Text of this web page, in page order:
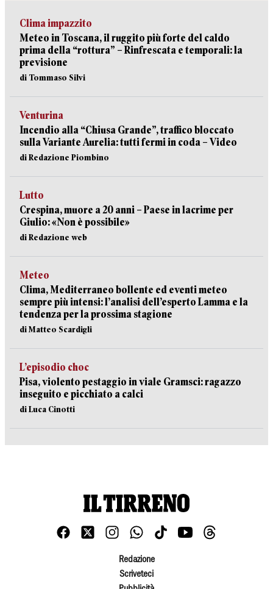
Clima impazzito
Meteo in Toscana, il ruggito più forte del caldo
prima della “rottura” – Rinfrescata e temporali: la
previsione
di Tommaso Silvi
Venturina
Incendio alla “Chiusa Grande”, traffico bloccato
sulla Variante Aurelia: tutti fermi in coda – Video
di Redazione Piombino
Lutto
Crespina, muore a 20 anni – Paese in lacrime per
Giulio: «Non è possibile»
di Redazione web
Meteo
Clima, Mediterraneo bollente ed eventi meteo
sempre più intensi: l’analisi dell’esperto Lamma e la
tendenza per la prossima stagione
di Matteo Scardigli
L’episodio choc
Pisa, violento pestaggio in viale Gramsci: ragazzo
inseguito e picchiato a calci
di Luca Cinotti
Redazione
Scriveteci